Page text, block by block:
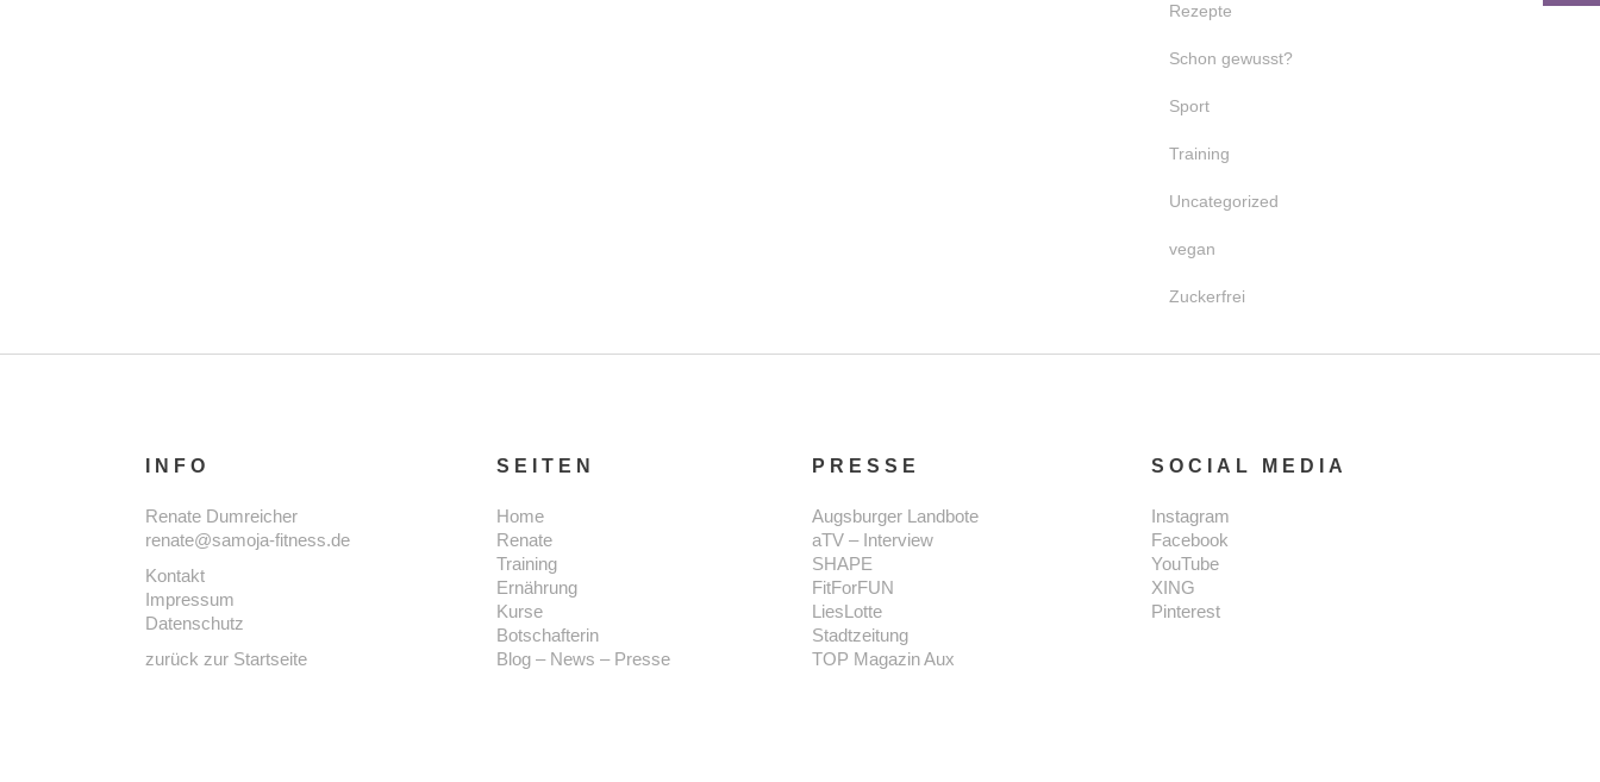
Rezepte
Schon gewusst?
Sport
Training
Uncategorized
vegan
Zuckerfrei
INFO
Renate Dumreicher
renate@samoja-fitness.de
Kontakt
Impressum
Datenschutz
zurück zur Startseite
SEITEN
Home
Renate
Training
Ernährung
Kurse
Botschafterin
Blog – News – Presse
PRESSE
Augsburger Landbote
aTV – Interview
SHAPE
FitForFUN
LiesLotte
Stadtzeitung
TOP Magazin Aux
SOCIAL MEDIA
Instagram
Facebook
YouTube
XING
Pinterest